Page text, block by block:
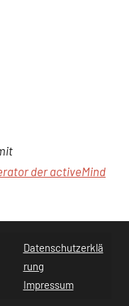
der activeMind
Datenschutzerklä
rung
Impressum